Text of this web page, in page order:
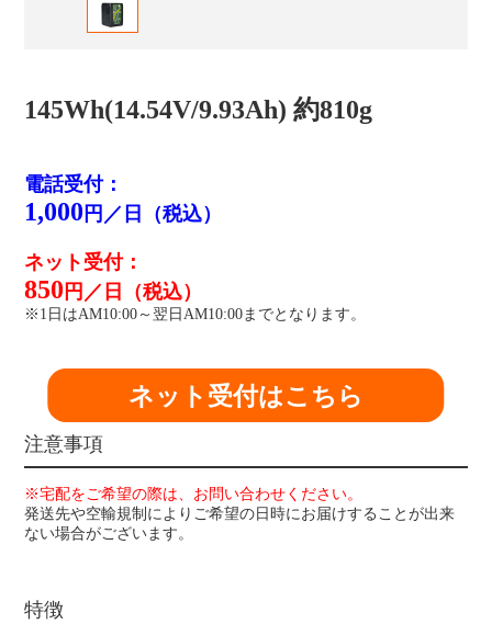
145Wh(14.54V/9.93Ah) 約810g
電話受付：
1,000 円／日（税込）
ネット受付：
850 円／日（税込）
※1日はAM10:00～翌日AM10:00までとなります。
ネット受付はこちら
注意事項
※宅配をご希望の際は、お問い合わせください。
発送先や空輸規制によりご希望の日時にお届けすることが出来
ない場合がございます。
特徴